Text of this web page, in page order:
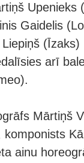
Upenieks
Gaidelis
arī
Mārtiņš
ainu